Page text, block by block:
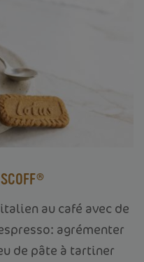
au café avec de
agrémenter
de pâte à tartiner